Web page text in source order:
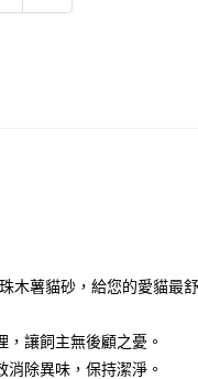
木薯貓砂，給您的愛貓最
，讓飼主無後顧之憂。
消除異味，保持潔淨。